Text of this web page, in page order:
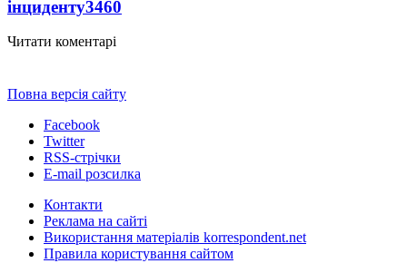
інциденту3460
Читати коментарі
Повна версія сайту
Facebook
Twitter
RSS-стрічки
E-mail розсилка
Контакти
Реклама на сайті
Використання матеріалів korrespondent.net
Правила користування сайтом